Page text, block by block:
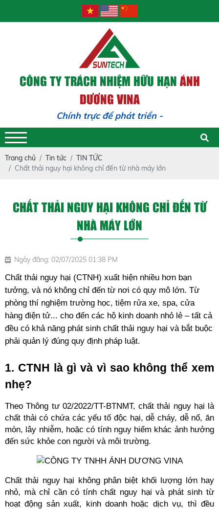
CÔNG TY TRÁCH NHIỆM HỮU HẠNÁNH
DƯƠNG VINA
Chính trực để phát triển - Trách n
Trang chủ Tin tức
TIN TỨC
Chất thải nguy hại không chỉ đến từ nhà máy lớn
CHẤT THẢI NGUY HẠI KHÔNG CHỈ ĐẾN TỪ
NHÀ MÁY LỚN
Ngày đăng: 02/07/2025 01:38 PM
Chất thải nguy hại (CTNH) xuất hiện nhiều hơn bạn
tưởng, và nó không chỉ đến từ nơi có quy mô lớn. Từ
phòng thí nghiệm trường học, tiệm rửa xe, spa, cửa
hàng điện tử... cho đến các hộ kinh doanh nhỏ lẻ – tất cả
đều có khả năng phát sinh chất thải nguy hại và bắt buộc
phải quản lý đúng quy định pháp luật.
1. CTNH là gì và vì sao không thể xem
nhẹ?
Theo Thông tư 02/2022/TT-BTNMT, chất thải nguy hại là
chất thải có chứa các yếu tố độc hại, dễ cháy, dễ nổ, ăn
mòn, lây nhiễm, hoặc có tính nguy hiểm khác ảnh hưởng
đến sức khỏe con người và môi trường.
Chất thải nguy hại không phân biệt khối lượng lớn hay
nhỏ, mà chỉ cần có tính chất nguy hại và phát sinh từ
hoạt động sản xuất, kinh doanh hoặc dịch vụ, thì đều